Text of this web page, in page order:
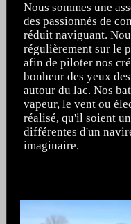
Nous sommes une
des passionnés de
réduit naviguant.
régulièrement sur le
afin de piloter nos
bonheur des yeux
autour du lac. Nos
vapeur, le vent ou
réalisé, qu'il soient
différentes d'un
imaginaire.